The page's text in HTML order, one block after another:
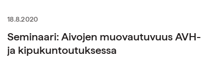
18.8.2020
Seminaari: Aivojen muovautuvuus AVH-
ja kipukuntoutuksessa